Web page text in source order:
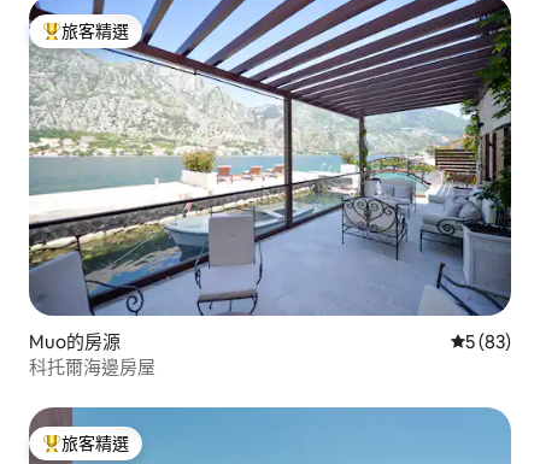
旅客精選榜首
旅客精選
Muo的房源 從 83 則評
5 (83)
科托爾海邊房屋
旅客精選榜首
旅客精選